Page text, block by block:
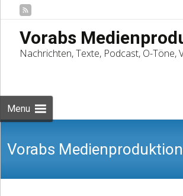
Vorabs
Nachrichten, Texte, Podcast, O-Töne,
Menu
Vorabs